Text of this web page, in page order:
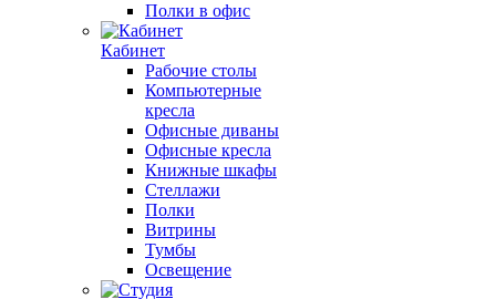
Полки в офис
Кабинет
Рабочие столы
Компьютерные
кресла
Офисные диваны
Офисные кресла
Книжные шкафы
Стеллажи
Полки
Витрины
Тумбы
Освещение